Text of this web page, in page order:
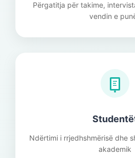
Përgatitja për takime,
vendin e
Ndërtimi i rrjedhshmërisë dhe
akademik